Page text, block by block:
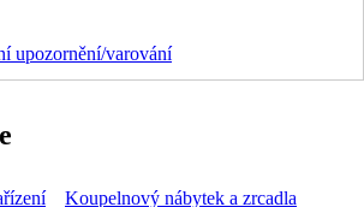
upozornění/varování
Koupelnový nábytek a zrcadla